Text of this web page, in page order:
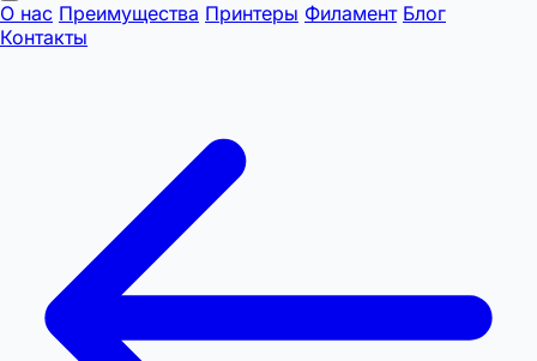
О нас Преимущества Принтеры Филамент Блог
Контакты